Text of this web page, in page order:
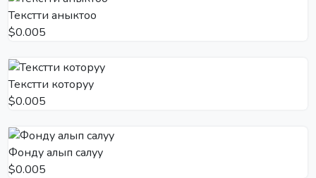
Текстти аныктоо
$0.005
Текстти которуу
$0.005
Фонду алып салуу
$0.005